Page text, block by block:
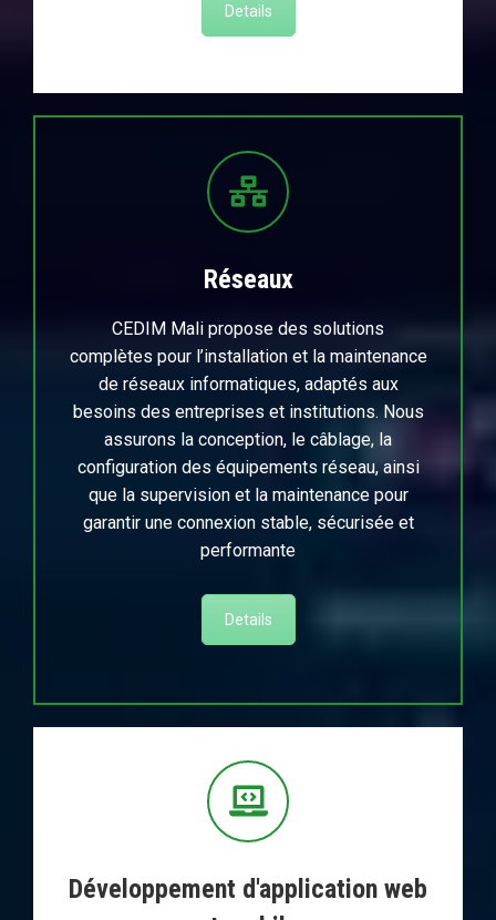
Details
Réseaux
CEDIM Mali propose des solutions
complètes pour l’installation et la maintenance
de réseaux informatiques, adaptés aux
besoins des entreprises et institutions. Nous
assurons la conception, le câblage, la
configuration des équipements réseau, ainsi
que la supervision et la maintenance pour
garantir une connexion stable, sécurisée et
performante
Details
Développement d'application web